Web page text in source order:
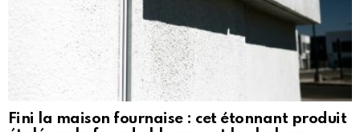
Fini la maison fournaise : cet étonnant produit